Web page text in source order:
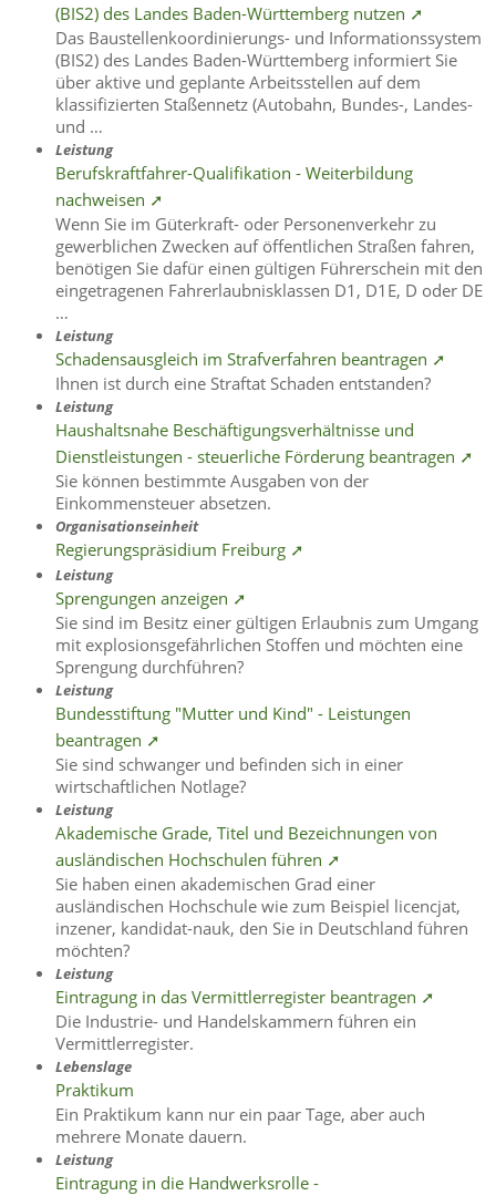
(BIS2) des Landes Baden-Württemberg nutzen ➚
Das Baustellenkoordinierungs- und Informationssystem
(BIS2) des Landes Baden-Württemberg informiert Sie
über aktive und geplante Arbeitsstellen auf dem
klassifizierten Staßennetz (Autobahn, Bundes-, Landes-
und …
Leistung
Berufskraftfahrer-Qualifikation - Weiterbildung
nachweisen ➚
Wenn Sie im Güterkraft- oder Personenverkehr zu
gewerblichen Zwecken auf öffentlichen Straßen fahren,
benötigen Sie dafür einen gültigen Führerschein mit den
eingetragenen Fahrerlaubnisklassen D1, D1E, D oder DE
…
Leistung
Schadensausgleich im Strafverfahren beantragen ➚
Ihnen ist durch eine Straftat Schaden entstanden?
Leistung
Haushaltsnahe Beschäftigungsverhältnisse und
Dienstleistungen - steuerliche Förderung beantragen ➚
Sie können bestimmte Ausgaben von der
Einkommensteuer absetzen.
Organisationseinheit
Regierungspräsidium Freiburg ➚
Leistung
Sprengungen anzeigen ➚
Sie sind im Besitz einer gültigen Erlaubnis zum Umgang
mit explosionsgefährlichen Stoffen und möchten eine
Sprengung durchführen?
Leistung
Bundesstiftung "Mutter und Kind" - Leistungen
beantragen ➚
Sie sind schwanger und befinden sich in einer
wirtschaftlichen Notlage?
Leistung
Akademische Grade, Titel und Bezeichnungen von
ausländischen Hochschulen führen ➚
Sie haben einen akademischen Grad einer
ausländischen Hochschule wie zum Beispiel licencjat,
inzener, kandidat-nauk, den Sie in Deutschland führen
möchten?
Leistung
Eintragung in das Vermittlerregister beantragen ➚
Die Industrie- und Handelskammern führen ein
Vermittlerregister.
Lebenslage
Praktikum
Ein Praktikum kann nur ein paar Tage, aber auch
mehrere Monate dauern.
Leistung
Eintragung in die Handwerksrolle -